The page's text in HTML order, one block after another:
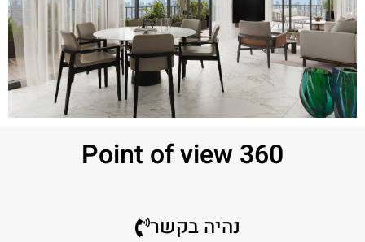
Point of view 360
נהיה בקשר